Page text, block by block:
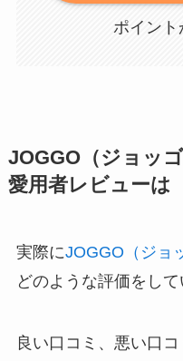
ポイント
JOGGO（ジョッ
愛用者レビューは
実際にJOGGO（ジョ
どのような評価をして
良い口コミ、悪い口